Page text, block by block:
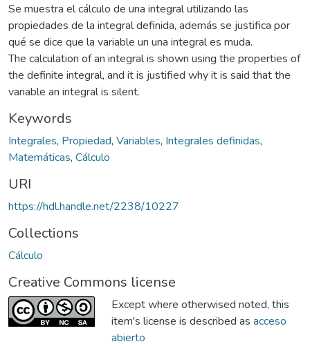
Se muestra el cálculo de una integral utilizando las
propiedades de la integral definida, además se justifica por
qué se dice que la variable un una integral es muda.
The calculation of an integral is shown using the properties of
the definite integral, and it is justified why it is said that the
variable an integral is silent.
Keywords
Integrales, Propiedad, Variables, Integrales definidas,
Matemáticas, Cálculo
URI
https://hdl.handle.net/2238/10227
Collections
Cálculo
Creative Commons license
Except where otherwised noted, this
item's license is described as acceso
abierto